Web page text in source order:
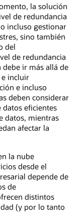
la solución
de redundancia
incluso gestionar
sino también
del
de redundancia
debe ir más allá de
incluir
e incluso
deben considerar
datos eficientes
datos, mientras
afectar la
la nube
desde el
depende de
de
distintos
(y por lo tanto